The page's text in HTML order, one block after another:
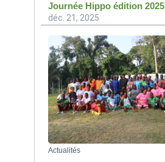
Journée Hippo édition 2025
déc. 21, 2025
Actualités